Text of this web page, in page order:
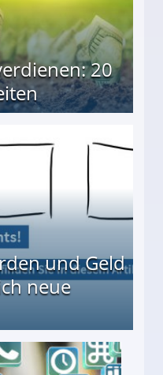
20
und Geld
neue